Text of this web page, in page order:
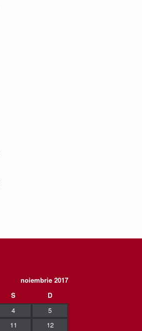
noiembrie 2017
S
D
4
5
11 12